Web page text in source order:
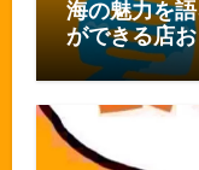
海の魅力を
ができる店